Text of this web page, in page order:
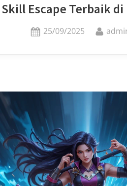
Escape Terbaik
Posted
25/09/2025 By